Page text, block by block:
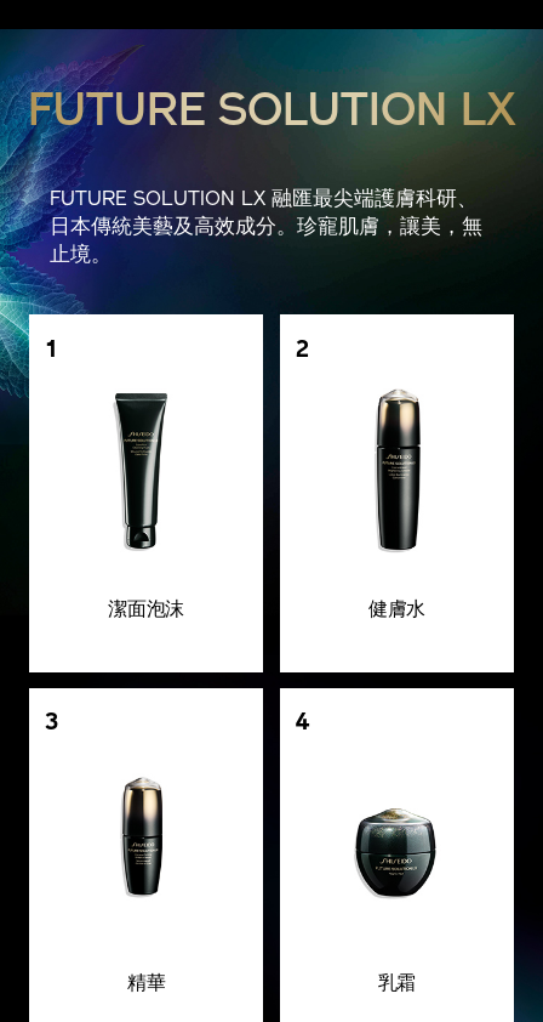
FUTURE SOLUTION LX
FUTURE SOLUTION LX 融匯最尖端護膚科研、
日本傳統美藝及高效成分。珍寵肌膚，讓美，無
止境。
1
潔面泡沫
2
健膚水
3
精華
4
乳霜